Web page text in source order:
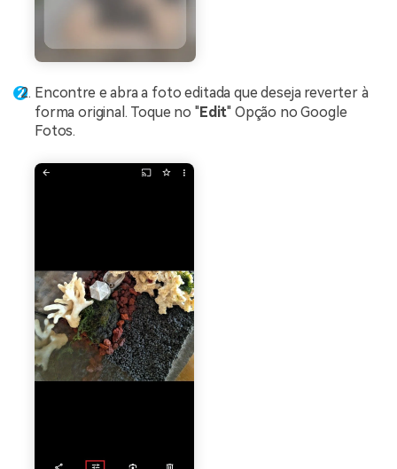
Encontre e abra a foto editada que deseja reverter à
forma original. Toque no "Edit" Opção no Google
Fotos.